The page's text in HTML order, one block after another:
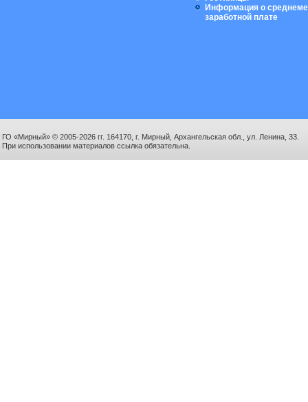
Информация о
заработной плате
ГО «Мирный» © 2005-2026 гг. 164170, г. Мирный, Архангельская обл., ул. Ленина, 33.
При использовании материалов ссылка обязательна.